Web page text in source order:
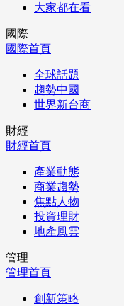
大家都在看
國際
國際首頁
全球話題
趨勢中國
世界新台商
財經
財經首頁
產業動態
商業趨勢
焦點人物
投資理財
地產風雲
管理
管理首頁
創新策略